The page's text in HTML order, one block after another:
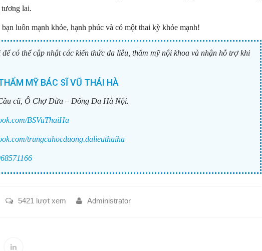
lai.
luôn mạnh khỏe, hạnh phúc và có một thai kỳ khỏe mạnh!
có thể cập nhật các kiến thức da liễu, thẩm mỹ nội khoa và nhận hỗ trợ khi
MỸ BÁC SĨ VŨ THÁI HÀ
cũ, Ô Chợ Dừa – Đống Đa Hà Nội.
BSVuThaiHa
trungcahocduong.dalieuthaiha
5421 lượt xem Administrator